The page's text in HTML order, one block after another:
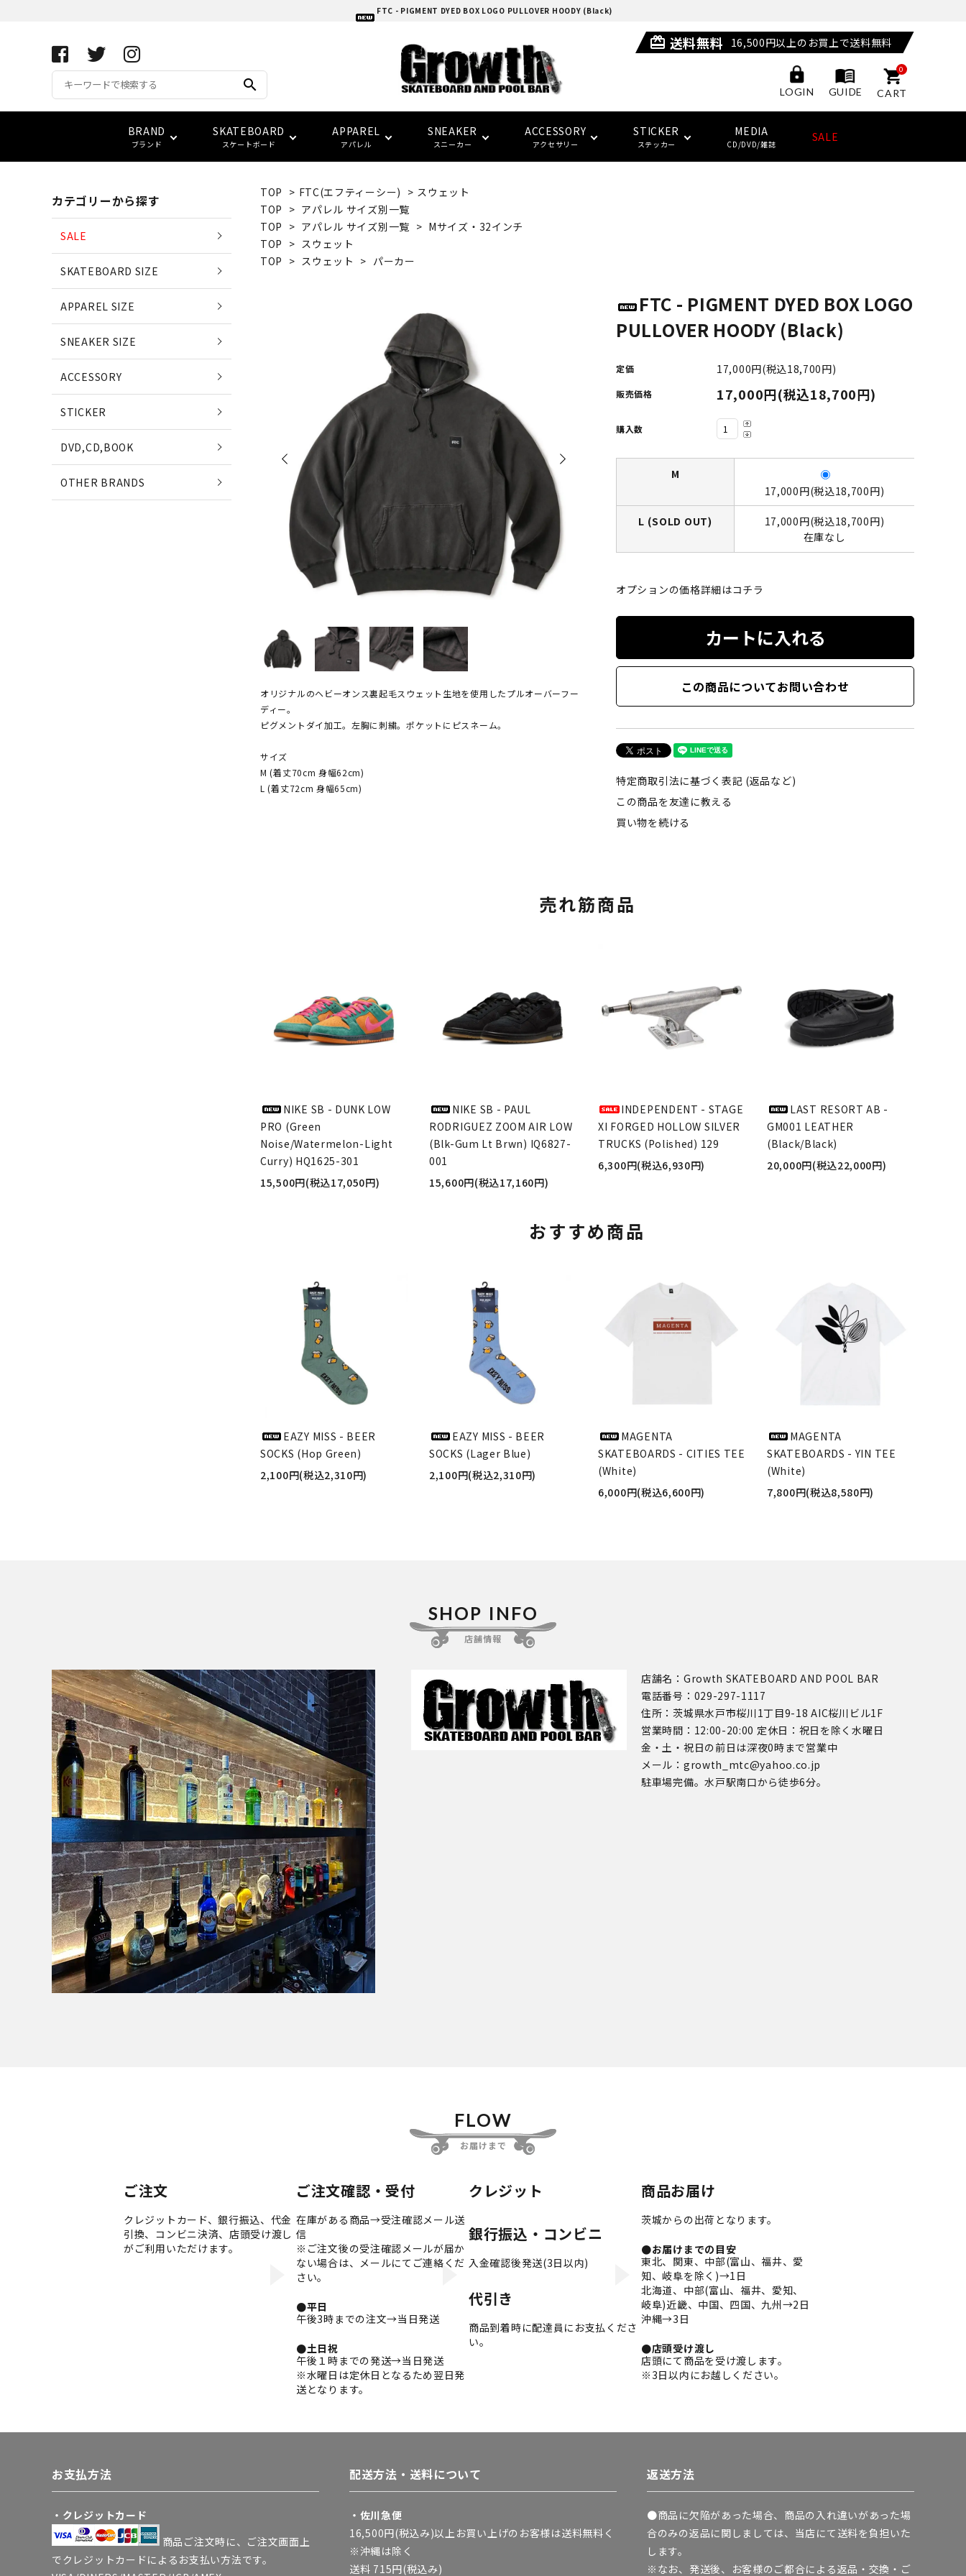
FTC - PIGMENT DYED BOX LOGO PULLOVER HOODY (Black)
search
card_giftcard 送料無料 16,500円以上のお買上で送料無料
LOGIN GUIDE
0
CART
BRAND
ブランド
APRIL SKATEBOARDS
EAZY MISS
(イージー・ミス)
EDGLRD
(エッジ・ロード)
POLAR SKATE CO
(ポーラースケートカンパニー)
LIMOSINE SKATEBOSRDS
(クウォータースナックス)
EVISEN SKATEBOARDS
(エビセン・スケートボード)
HOCKEY SKATEBOARDS
(ホッケー・スケートボード)
MAGENTA SKATEBOARDS
(マゼンタ・スケートボード)
SLD SKATEBOARDS
(エスエルディー)
PALACE
(パレス)
TIGHTBOOTH
(タイトブース)
(アディダス・スケートボーディング)
NEW BALANCE NUMERIC
(ニューバランス ヌメリック)
(ヴァンズ)
VAGA BAG
Growth
SKATEBOARD
スケートボード
コンプリート(完成品) スケートボードデッキ
ベアリング パーツ・その他
デッキ サイズ別一覧
APPAREL
アパレル
アパレル サイズ別一覧 Tシャツ
スウェット パンツ
SNEAKER
スニーカー
サイズ検索 adidas skatebording
vans NIKE SB
セール シューズ
ACCESSORY
アクセサリー
キーホルダー ウォレット/ポーチ
ベルト ソックス
その他
STICKER
ステッカー
FUCKING AWESOME HOCKEY
LOWCARD
MEDIA
CD/DVD/雑誌 SALE
TOP > FTC(エフティーシー) > スウェット
TOP > アパレル サイズ別一覧
TOP > アパレル サイズ別一覧 > Mサイズ・32インチ
TOP > スウェット
TOP > スウェット > パーカー
オリジナルのヘビーオンス裏起毛スウェット生地を使用したプルオーバーフー
ディー。
ピグメントダイ加工。左胸に刺繍。ポケットにピスネーム。
サイズ
M (着丈70cm 身幅62cm)
L (着丈72cm 身幅65cm)
FTC - PIGMENT DYED BOX LOGO
PULLOVER HOODY (Black)
定価 17,000円(税込18,700円)
販売価格 17,000円(税込18,700円)
購入数
M
17,000円(税込18,700円)
L (SOLD OUT)
17,000円(税込18,700円)
在庫なし
オプションの価格詳細はコチラ
カートに入れる
この商品についてお問い合わせ
特定商取引法に基づく表記 (返品など)
この商品を友達に教える
買い物を続ける
売れ筋商品
NIKE SB - DUNK LOW
PRO (Green
Noise/Watermelon-Light
Curry) HQ1625-301
15,500円(税込17,050円)
NIKE SB - PAUL
RODRIGUEZ ZOOM AIR LOW
(Blk-Gum Lt Brwn) IQ6827-
001
15,600円(税込17,160円)
INDEPENDENT - STAGE
XI FORGED HOLLOW SILVER
TRUCKS (Polished) 129
6,300円(税込6,930円)
LAST RESORT AB -
GM001 LEATHER
(Black/Black)
20,000円(税込22,000円)
おすすめ商品
EAZY MISS - BEER
SOCKS (Hop Green)
2,100円(税込2,310円)
EAZY MISS - BEER
SOCKS (Lager Blue)
2,100円(税込2,310円)
MAGENTA
SKATEBOARDS - CITIES TEE
(White)
6,000円(税込6,600円)
MAGENTA
SKATEBOARDS - YIN TEE
(White)
7,800円(税込8,580円)
カテゴリーから探す
SALE
SKATEBOARD SIZE
APPAREL SIZE
SNEAKER SIZE
ACCESSORY
STICKER
DVD,CD,BOOK
OTHER BRANDS
SHOP INFO
店舗情報
店舗名：Growth SKATEBOARD AND POOL BAR
電話番号：029-297-1117
住所：茨城県水戸市桜川1丁目9-18 AIC桜川ビル1F
営業時間：12:00-20:00 定休日：祝日を除く水曜日
金・土・祝日の前日は深夜0時まで営業中
メール：growth_mtc@yahoo.co.jp
駐車場完備。水戸駅南口から徒歩6分。
FLOW
お届けまで
ご注文
クレジットカード、銀行振込、代金
引換、コンビニ決済、店頭受け渡し
がご利用いただけます。
ご注文確認・受付
在庫がある商品→受注確認メール送
信
※ご注文後の受注確認メールが届か
ない場合は、メールにてご連絡くだ
さい。
●平日
午後3時までの注文→当日発送
●土日祝
午後１時までの発送→当日発送
※水曜日は定休日となるため翌日発
送となります。
クレジット
銀行振込・コンビニ
入金確認後発送(3日以内)
代引き
商品到着時に配達員にお支払くださ
い。
商品お届け
茨城からの出荷となります。
●お届けまでの目安
東北、関東、中部(富山、福井、愛
知、岐阜を除く)→1日
北海道、中部(富山、福井、愛知、
岐阜)近畿、中国、四国、九州→2日
沖縄→3日
●店頭受け渡し
店頭にて商品を受け渡します。
※3日以内にお越しください。
お支払方法
・クレジットカード
商品ご注文時に、ご注文画面上
でクレジットカードによるお支払い方法です。
配送方法・送料について
・佐川急便
16,500円(税込み)以上お買い上げのお客様は送料無料く
※沖縄は除く
送料 715円(税込み)
返送方法
●商品に欠陥があった場合、商品の入れ違いがあった場
合のみの返品に関しましては、当店にて送料を負担いた
します。
※なお、発送後、お客様のご都合による返品・交換・ご